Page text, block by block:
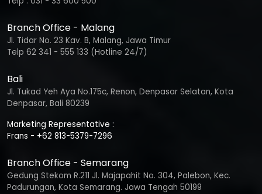
Branch Office - Malang
Jl. Tidar No. 23 Kav. B, Malang, Jawa Timur
Telp 62 341 - 555 133 (Hotline 24/7)
Bali
Jl. Tukad Yeh Aya No.175c, Renon, Denpasar Selatan, Kota
Denpasar, Bali 80239
Marketing Representative :
Frans - +62 813-5379-7296
Branch Office - Semarang
Gedung Stekom R.211 Jl. Majapahit No. 304, Palebon, Kec.
Padurungan, Kota Semarang. Jawa Tengah 50199